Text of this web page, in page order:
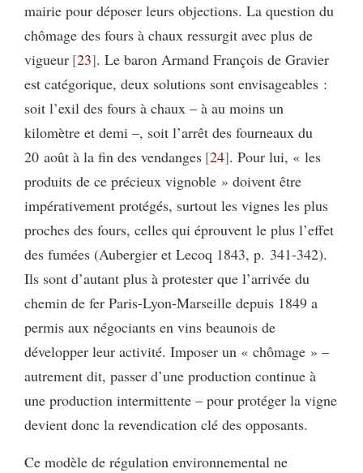
mairie pour déposer leurs objections. La question du
chômage des fours à chaux ressurgit avec plus de
vigueur 23 . Le baron Armand François de Gravier
est catégorique, deux solutions sont envisageables :
soit l’exil des fours à chaux – à au moins un
kilomètre et demi –, soit l’arrêt des fourneaux du
20 août à la fin des vendanges 24 . Pour lui, « les
produits de ce précieux vignoble » doivent être
impérativement protégés, surtout les vignes les plus
proches des fours, celles qui éprouvent le plus l’effet
des fumées (Aubergier et Lecoq 1843, p. 341-342).
Ils sont d’autant plus à protester que l’arrivée du
chemin de fer Paris-Lyon-Marseille depuis 1849 a
permis aux négociants en vins beaunois de
développer leur activité. Imposer un « chômage » –
autrement dit, passer d’une production continue à
une production intermittente – pour protéger la vigne
devient donc la revendication clé des opposants.
Ce modèle de régulation environnemental ne